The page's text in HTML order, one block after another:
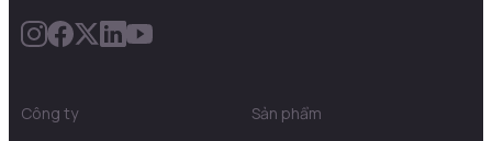
Công ty
Sản phẩm